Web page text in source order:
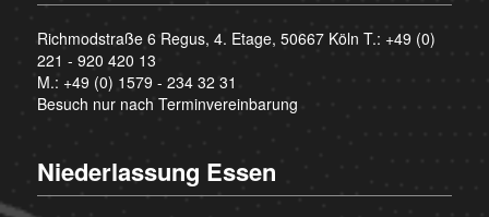
Richmodstraße 6 Regus, 4. Etage, 50667 Köln T.: +49 (0)
221 - 920 420 13
M.: +49 (0) 1579 - 234 32 31
Besuch nur nach Terminvereinbarung
Niederlassung Essen